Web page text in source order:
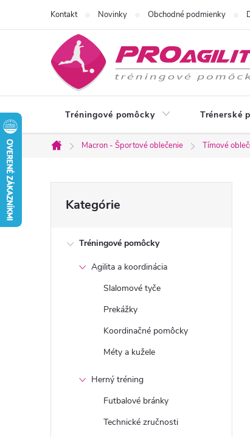
Kontakt Novinky Obchodné podmienky
Tréningové pomôcky Trénerské
Domov
Macron - Športové oblečenie Tímové
kategórie
Kategórie
Tréningové pomôcky
Agilita a koordinácia
Slalomové tyče
Prekážky
Koordinačné pomôcky
Méty a kužele
Herný tréning
Futbalové bránky
Technické zručnosti